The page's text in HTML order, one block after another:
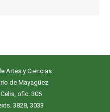
Artes y Ciencias
de Mayagüez
ofic. 306
3828, 3033